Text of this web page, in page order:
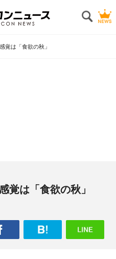
覚は「食欲の秋」
覚は「食欲の秋」